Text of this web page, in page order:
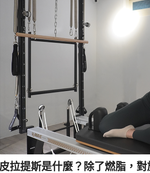
皮拉提斯是什麼？除了燃脂，對